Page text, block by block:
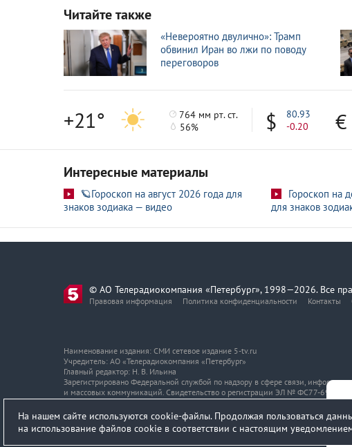
Читайте также
«Невероятно двулично»: Трамп
обвинил Иран во лжи по поводу
переговоров
+21°
764 мм рт. ст.
56%
80.93
-0.20
Интересные материалы
🪐Гороскоп на август 2026 года для
знаков зодиака — видео
Гороскоп на
для знаков
© АО Телерадиокомпания «Петербург», 1998—2026. Все
Правовая информация Политика конфиденциальности Контакты
Наименование издания: СМИ сетевое издание 5-tv.ru
Учредитель: АО «Телерадиокомпания «Петербург»
Главный редактор: Н. В. Ильина
Зарегистрировано Федеральной службой по надзору в сфере связи,
и массовых коммуникаций. Свидетельство о регистрации ЭЛ № ФС77-69216 от
Адрес и телефон редакции
На нашем сайте используются cookie-файлы. Продолжая пользоваться
на использование файлов cookie в соответствии с настоящим